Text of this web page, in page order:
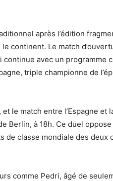
après l’édition
continent. Le match
continue avec un programme
triple championne de
le match entre l’Espagne et
Berlin, à 18h. Ce duel
de classe mondiale des deux
comme Pedri, âgé de